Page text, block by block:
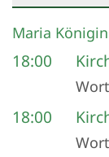
Datum: 22.
Maria Königin
18:00
18:00